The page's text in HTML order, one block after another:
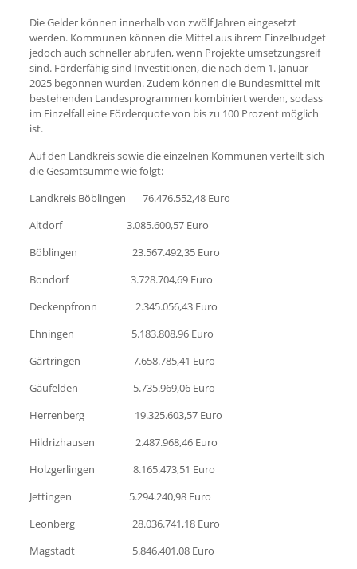
Die Gelder können innerhalb von zwölf Jahren eingesetzt
werden. Kommunen können die Mittel aus ihrem Einzelbudget
jedoch auch schneller abrufen, wenn Projekte umsetzungsreif
sind. Förderfähig sind Investitionen, die nach dem 1. Januar
2025 begonnen wurden. Zudem können die Bundesmittel mit
bestehenden Landesprogrammen kombiniert werden, sodass
im Einzelfall eine Förderquote von bis zu 100 Prozent möglich
ist.
Auf den Landkreis sowie die einzelnen Kommunen verteilt sich
die Gesamtsumme wie folgt:
Landkreis Böblingen 76.476.552,48 Euro
Altdorf 3.085.600,57 Euro
Böblingen 23.567.492,35 Euro
Bondorf 3.728.704,69 Euro
Deckenpfronn 2.345.056,43 Euro
Ehningen 5.183.808,96 Euro
Gärtringen 7.658.785,41 Euro
Gäufelden 5.735.969,06 Euro
Herrenberg 19.325.603,57 Euro
Hildrizhausen 2.487.968,46 Euro
Holzgerlingen 8.165.473,51 Euro
Jettingen 5.294.240,98 Euro
Leonberg 28.036.741,18 Euro
Magstadt 5.846.401,08 Euro